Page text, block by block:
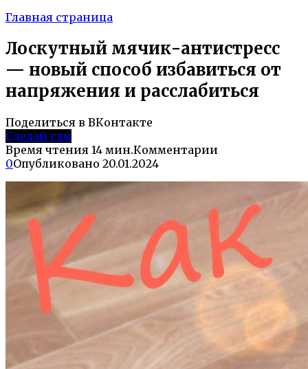
Главная страница
Лоскутный мячик-антистресс
— новый способ избавиться от
напряжения и расслабиться
Поделиться в ВКонтакте
Сделай сам
Время чтения 14 мин.Комментарии
0Опубликовано 20.01.2024